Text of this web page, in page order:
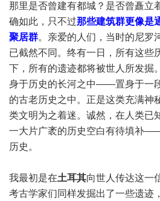
那里是否曾建有都城？是否曾矗立
确如此，只不过那些建筑群更像是
聚居群。亲爱的人们，当时的尼罗
已截然不同。终有一日，所有这些
下，所有的遗迹都将被世人所发掘
身于历史的长河之中——置身于一
的古老历史之中。正是这类充满神
类文明为之着迷。诚然，在人类已
一大片广袤的历史空白有待填补
历史。
我最初是在土耳其向世人传达这一
考古学家们同样发掘出了一些遗迹